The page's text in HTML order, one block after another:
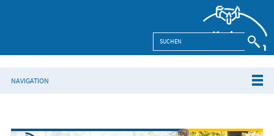
NAVIGATION